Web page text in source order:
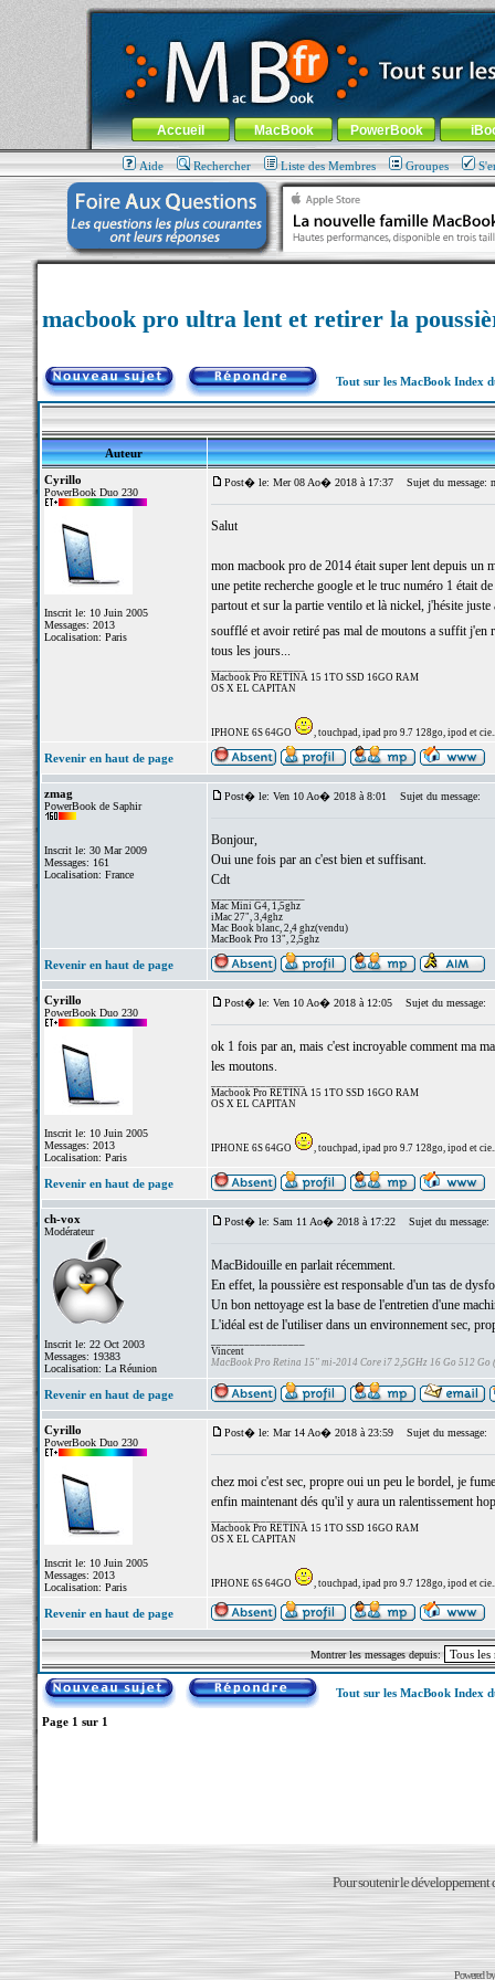
MacBook-fr.com : 100% Apple... 100% nomade !
Aller au contenu-Aller au menu général-Aller au menu de
Menu général
Accueil MacBook PowerBook
Aide Rechercher Liste des Membres Groupes
macbook pro ultra lent et retirer la
Tout sur les MacBook Index
Auteur
Cyrillo
PowerBook Duo 230
Inscrit le: 10 Juin 2005
Messages: 2013
Localisation: Paris
Post� le: Mer 08 Ao� 2018 à 17:37 Sujet du message:
Salut
mon macbook pro de 2014 était super lent depuis un
une petite recherche google et le truc numéro 1 était
partout et sur la partie ventilo et là nickel, j'hésite
soufflé et avoir retiré pas mal de moutons a suffit j'en
tous les jours...
Macbook Pro RETINA 15 1TO SSD 16GO RAM
OS X EL CAPITAN
IPHONE 6S 64GO , touchpad, ipad pro 9.7 128go, ipod et
Revenir en haut de page
zmag
PowerBook de Saphir
Inscrit le: 30 Mar 2009
Messages: 161
Localisation: France
Post� le: Ven 10 Ao� 2018 à 8:01 Sujet du message:
Bonjour,
Oui une fois par an c'est bien et suffisant.
Cdt
Mac Mini G4, 1,5ghz
iMac 27", 3,4ghz
Mac Book blanc, 2,4 ghz(vendu)
MacBook Pro 13", 2,5ghz
Revenir en haut de page
Cyrillo
PowerBook Duo 230
Inscrit le: 10 Juin 2005
Messages: 2013
Localisation: Paris
Post� le: Ven 10 Ao� 2018 à 12:05 Sujet du message:
ok 1 fois par an, mais c'est incroyable comment ma
les moutons.
Macbook Pro RETINA 15 1TO SSD 16GO RAM
OS X EL CAPITAN
IPHONE 6S 64GO , touchpad, ipad pro 9.7 128go, ipod et
Revenir en haut de page
ch-vox
Modérateur
Inscrit le: 22 Oct 2003
Messages: 19383
Localisation: La Réunion
Post� le: Sam 11 Ao� 2018 à 17:22 Sujet du message:
MacBidouille en parlait récemment.
En effet, la poussière est responsable d'un tas de
Un bon nettoyage est la base de l'entretien d'une
L'idéal est de l'utiliser dans un environnement sec,
Vincent
MacBook Pro Retina 15" mi-2014 Core i7 2,5GHz 16 Go 512 Go
Revenir en haut de page
Cyrillo
PowerBook Duo 230
Inscrit le: 10 Juin 2005
Messages: 2013
Localisation: Paris
Post� le: Mar 14 Ao� 2018 à 23:59 Sujet du message:
chez moi c'est sec, propre oui un peu le bordel, je
enfin maintenant dés qu'il y aura un ralentissement
Macbook Pro RETINA 15 1TO SSD 16GO RAM
OS X EL CAPITAN
IPHONE 6S 64GO , touchpad, ipad pro 9.7 128go, ipod et
Revenir en haut de page
Montrer les messages depuis:
Tout sur les MacBook Index
Page 1 sur 1
Pour soutenir le développement
Powered